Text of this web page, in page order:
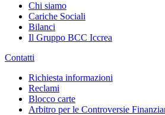
Chi siamo
Cariche Sociali
Bilanci
Il Gruppo BCC Iccrea
Contatti
Richiesta informazioni
Reclami
Blocco carte
Arbitro per le Controversie